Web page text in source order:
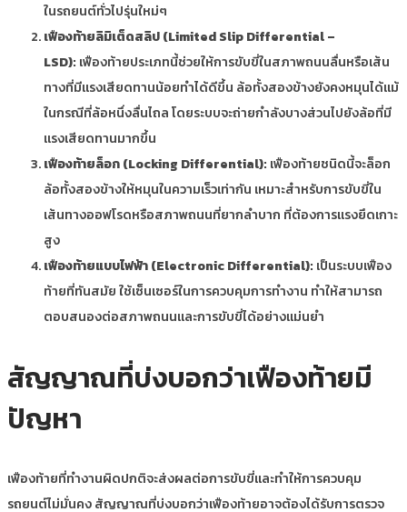
ในรถยนต์ทั่วไปรุ่นใหม่ๆ
เฟืองท้ายลิมิเต็ดสลิป (Limited Slip Differential –
LSD): เฟืองท้ายประเภทนี้ช่วยให้การขับขี่ในสภาพถนนลื่นหรือเส้น
ทางที่มีแรงเสียดทานน้อยทำได้ดีขึ้น ล้อทั้งสองข้างยังคงหมุนได้แม้
ในกรณีที่ล้อหนึ่งลื่นไถล โดยระบบจะถ่ายกำลังบางส่วนไปยังล้อที่มี
แรงเสียดทานมากขึ้น
เฟืองท้ายล็อก (Locking Differential): เฟืองท้ายชนิดนี้จะล็อก
ล้อทั้งสองข้างให้หมุนในความเร็วเท่ากัน เหมาะสำหรับการขับขี่ใน
เส้นทางออฟโรดหรือสภาพถนนที่ยากลำบาก ที่ต้องการแรงยึดเกาะ
สูง
เฟืองท้ายแบบไฟฟ้า (Electronic Differential): เป็นระบบเฟือง
ท้ายที่ทันสมัย ใช้เซ็นเซอร์ในการควบคุมการทำงาน ทำให้สามารถ
ตอบสนองต่อสภาพถนนและการขับขี่ได้อย่างแม่นยำ
สัญญาณที่บ่งบอกว่าเฟืองท้ายมี
ปัญหา
เฟืองท้ายที่ทำงานผิดปกติจะส่งผลต่อการขับขี่และทำให้การควบคุม
รถยนต์ไม่มั่นคง สัญญาณที่บ่งบอกว่าเฟืองท้ายอาจต้องได้รับการตรวจ